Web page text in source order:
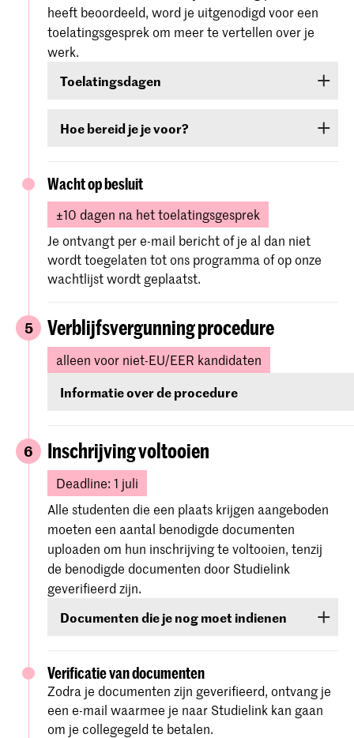
Als je na één dag nog geen e-mail hebt
ontvangen met je persoonlijke inloggegevens,
neem dan contact met ons op via
Opdracht(en)(indien gevraagd)
taaltest, alleen voor niet-EU/EER-kandidaten)
nog niet hebt.
heeft beoordeeld, word je uitgenodigd voor een
toelatingsgesprek om meer te vertellen over je
werk.
Toelatingsdagen
en gelden voor geselecteerde kandidaten die
De toelatingsgesprekken vinden plaats in de
week van31 maart - 3 april 2026.
Je ontvangt alle relevante informatie per e-mail.
Hoe bereid je je voor?
vertellen. Als je op de KABK komt, mag je
desgewenst werk uit je portfolio meenemen.
Wacht op besluit
±10 dagen na het toelatingsgesprek
Je ontvangt per e-mail bericht of je al dan niet
wordt toegelaten tot ons programma of op onze
wachtlijst wordt geplaatst.
5 Verblijfsvergunning procedure
alleen voor niet-EU/EER kandidaten
Informatie over de procedure
ontvangen in het kader van hun inschrijving
instructies over het aanvragen van een
verblijfsvergunning (VVR) voor studiedoeleinden.
Voor de aanvraag moeten studenten alle relevante
documenten indienen door deze te uploaden naar
Osiris Online Application.
We starten de procedure voor je verblijfsvergunning
zodra we alle vereiste documenten en de betaling
hebben ontvangen.
Meer informatie over de
6 Inschrijving voltooien
Deadline: 1 juli
Alle studenten die een plaats krijgen aangeboden
moeten een aantal benodigde documenten
uploaden om hun inschrijving te voltooien, tenzij
de benodigde documenten door Studielink
geverifieerd zijn.
Documenten die je nog moet indienen
Kopie van je paspoort, geopend op de
pagina met je foto en persoonlijke
informatie.
Verificatie van documenten
Zodra je documenten zijn geverifieerd, ontvang je
een e-mail waarmee je naar Studielink kan gaan
om je collegegeld te betalen.